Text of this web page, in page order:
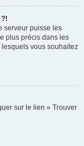
serveur puisse les
plus précis dans les
vous souhaitez
sur le lien « Trouver